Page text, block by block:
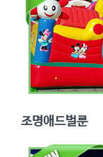
조명애드벌룬